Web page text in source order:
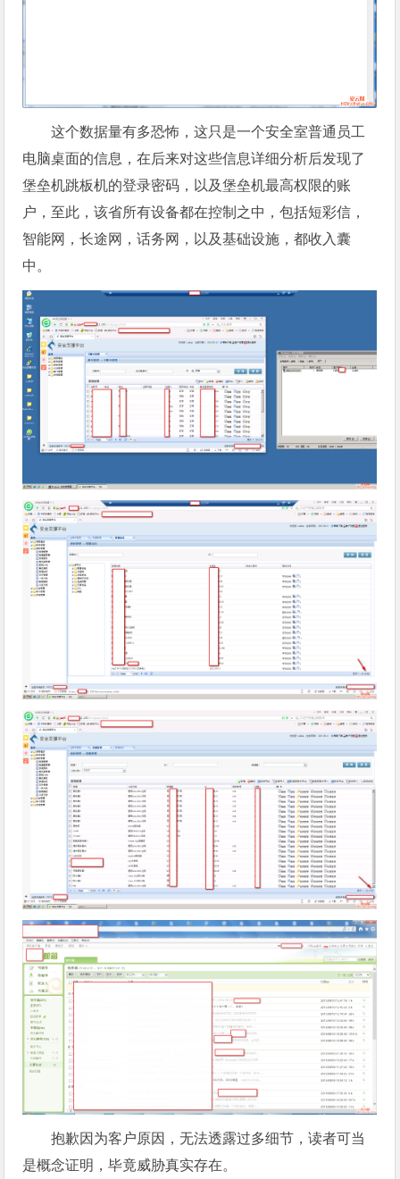
这个数据量有多恐怖，这只是一个安全室普通员工
电脑桌面的信息，在后来对这些信息详细分析后发现了
堡垒机跳板机的登录密码，以及堡垒机最高权限的账
户，至此，该省所有设备都在控制之中，包括短彩信，
智能网，长途网，话务网，以及基础设施，都收入囊
中。
抱歉因为客户原因，无法透露过多细节，读者可当
是概念证明，毕竟威胁真实存在。